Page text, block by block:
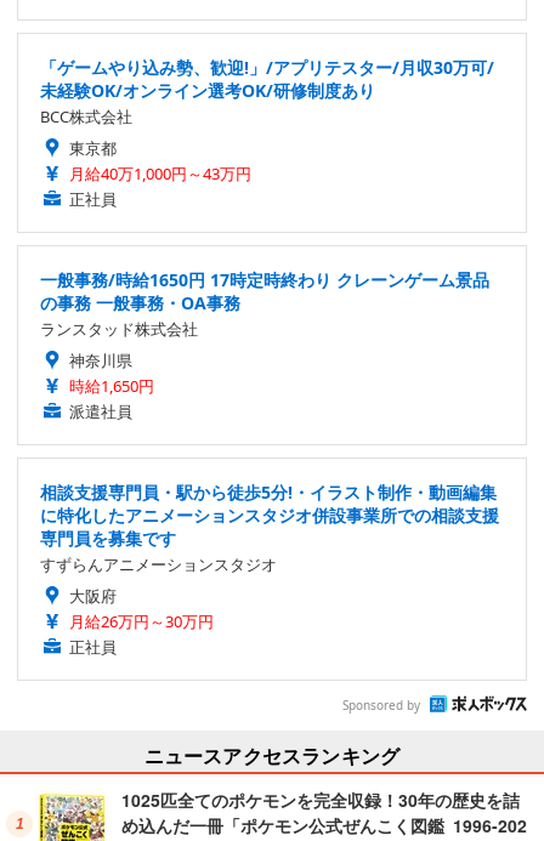
「ゲームやり込み勢、歓迎!」/アプリテスター/月収30万可/
未経験OK/オンライン選考OK/研修制度あり
BCC株式会社
東京都
月給40万1,000円～43万円
正社員
一般事務/時給1650円 17時定時終わり クレーンゲーム景品
の事務 一般事務・OA事務
ランスタッド株式会社
神奈川県
時給1,650円
派遣社員
相談支援専門員・駅から徒歩5分!・イラスト制作・動画編集
に特化したアニメーションスタジオ併設事業所での相談支援
専門員を募集です
すずらんアニメーションスタジオ
大阪府
月給26万円～30万円
正社員
Sponsored by
ニュースアクセスランキング
1025匹全てのポケモンを完全収録！30年の歴史を詰
め込んだ一冊「ポケモン公式ぜんこく図鑑 1996-202